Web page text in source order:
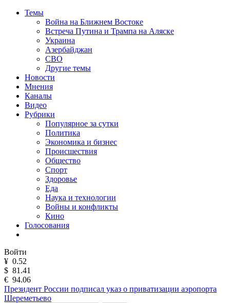
Темы
Война на Ближнем Востоке
Встреча Путина и Трампа на Аляске
Украина
Азербайджан
СВО
Другие темы
Новости
Мнения
Каналы
Видео
Рубрики
Популярное за сутки
Политика
Экономика и бизнес
Происшествия
Общество
Спорт
Здоровье
Еда
Наука и технологии
Войны и конфликты
Кино
Голосования
Войти
¥ 0.52
$ 81.41
€ 94.06
Президент России подписал указ о приватизации аэропорта
Шереметьево